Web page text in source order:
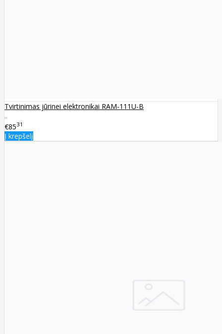
Tvirtinimas jūrinei elektronikai RAM-111U-B
..
€8531
Į krepšelį